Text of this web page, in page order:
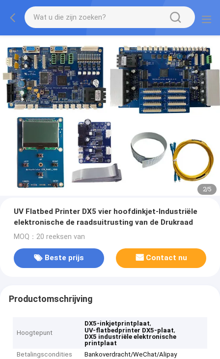
2/5
UV Flatbed Printer DX5 vier hoofdinkjet-Industriële
elektronische de raadsuitrusting van de Drukraad
MOQ：20 reeksen van
Beste prijs Contact nu
Productomschrijving
Hoogtepunt
DX5-inkjetprintplaat,
UV-flatbedprinter DX5-plaat,
DX5 industriële elektronische
printplaat
Betalingscondities
Bankoverdracht/WeChat/Alipay